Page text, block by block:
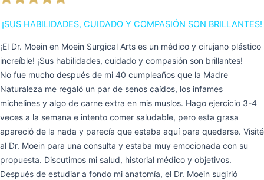
¡SUS HABILIDADES, CUIDADO Y COMPASIÓN SON BRILLANTES!
¡El Dr. Moein en Moein Surgical Arts es un médico y cirujano plástico
increíble! ¡Sus habilidades, cuidado y compasión son brillantes!
No fue mucho después de mi 40 cumpleaños que la Madre
Naturaleza me regaló un par de senos caídos, los infames
michelines y algo de carne extra en mis muslos. Hago ejercicio 3-4
veces a la semana e intento comer saludable, pero esta grasa
apareció de la nada y parecía que estaba aquí para quedarse. Visité
al Dr. Moein para una consulta y estaba muy emocionada con su
propuesta. Discutimos mi salud, historial médico y objetivos.
Después de estudiar a fondo mi anatomía, el Dr. Moein sugirió